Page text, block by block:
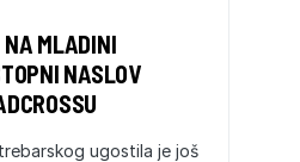
MLADINI
NASLOV
ugostila je još